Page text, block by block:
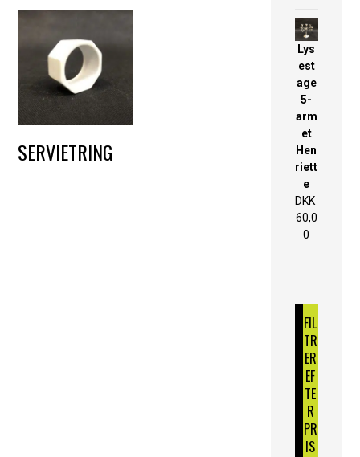
SERVIETRING
Lys
est
age
5-
arm
et
Hen
riett
e
DKK
60,0
0
FIL
TR
ER
EF
TE
R
PR
IS